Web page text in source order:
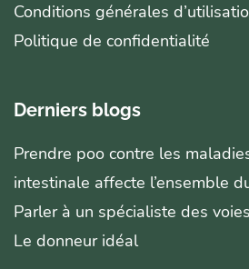
Conditions générales
Politique de confidentialité
Derniers blogs
Prendre poo contre les
intestinale affecte l’ensemble
Parler à un spécialiste des
Le donneur idéal